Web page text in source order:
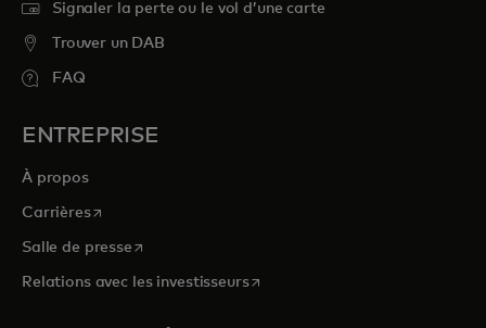
Signaler la perte ou le vol d’une carte
Trouver un DAB
FAQ
ENTREPRISE
À propos
Carrièress’ouvre dans un nouvel onglet
Salle de presses’ouvre dans un nouvel onglet
Relations avec les investisseurss’ouvre dans un nouvel onglet